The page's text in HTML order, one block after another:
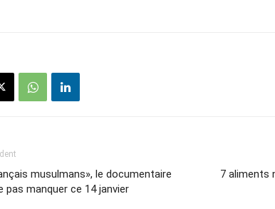
musulmans», le documentaire
pas manquer ce 14 janvier
7 aliments